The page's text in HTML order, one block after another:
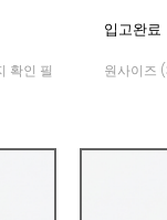
확인 필
입고완료
원사이즈